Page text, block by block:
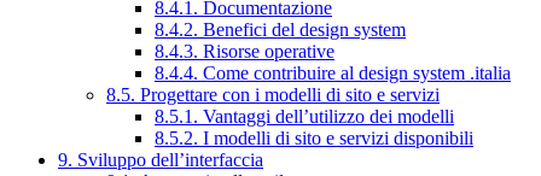
8.4.1. Documentazione
8.4.2. Benefici del design system
8.4.3. Risorse operative
8.4.4. Come contribuire al design system .italia
8.5. Progettare con i modelli di sito e servizi
8.5.1. Vantaggi dell’utilizzo dei modelli
8.5.2. I modelli di sito e servizi disponibili
9. Sviluppo dell’interfaccia